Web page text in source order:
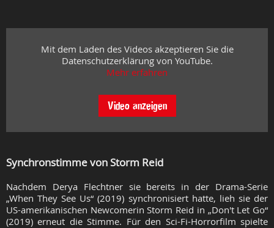
Mit dem Laden des Videos akzeptieren Sie die
Datenschutzerklärung von YouTube.
Mehr erfahren
Video anzeigen
Synchronstimme von Storm Reid
Nachdem Derya Flechtner sie bereits in der Drama-Serie
„When They See Us“ (2019) synchronisiert hatte, lieh sie der
US-amerikanischen Newcomerin Storm Reid in „Don't Let Go“
(2019) erneut die Stimme. Für den Sci-Fi-Horrorfilm spielte